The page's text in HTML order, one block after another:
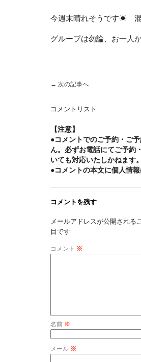
今週末晴れそうです☀
グループは勿論、お一人
← 次の記事へ
コメントリスト
【注意】
●コメントでのご予約・ご
ん。必ずお電話にてご予約
いても対応いたしかねます
●コメントの本文に個人情
コメントを残す
メールアドレスが公開される
目です
コメント ※
名前 ※
メール ※